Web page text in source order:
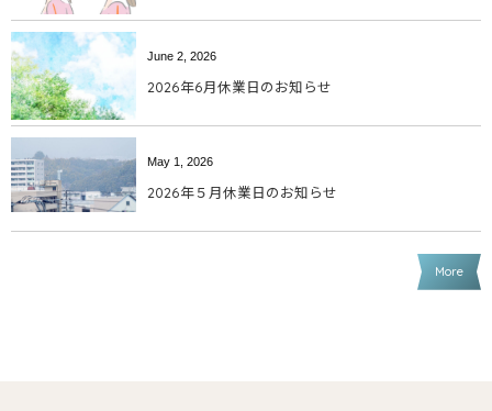
June 2, 2026
2026年6月休業日のお知らせ
May 1 2026
2026年５月休業日のお知らせ
More